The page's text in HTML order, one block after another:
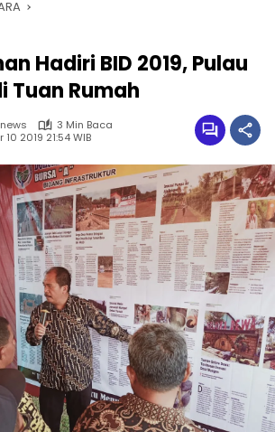
Hadiri BID 2019, Pulau
Tuan Rumah
3 Min Baca
2019 21:54 WIB